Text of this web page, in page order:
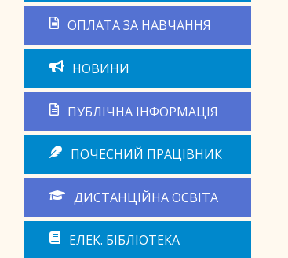
ОПЛАТА ЗА НАВЧАННЯ
НОВИНИ
ПУБЛІЧНА ІНФОРМАЦІЯ
ПОЧЕСНИЙ ПРАЦІВНИК
ДИСТАНЦІЙНА ОСВІТА
ЕЛЕК. БІБЛІОТЕКА